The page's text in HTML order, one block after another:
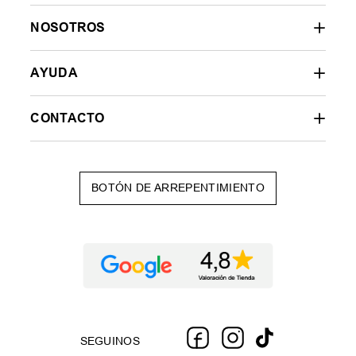
NOSOTROS
AYUDA
CONTACTO
BOTÓN DE ARREPENTIMIENTO
SEGUINOS